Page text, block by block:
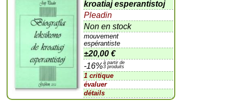
kroatiaj esperantistoj
Pleadin
Non en stock
mouvement
espérantiste
±20,00 €
-16%à partir de
3 produits
1 critique
évaluer
détails